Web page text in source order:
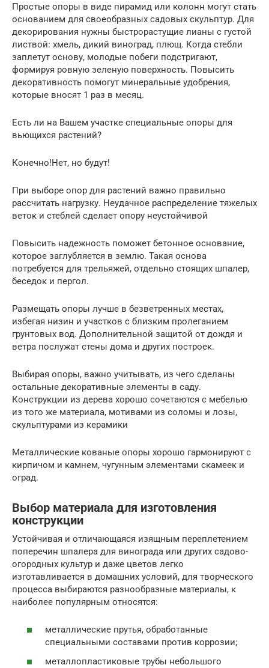
Простые опоры в виде пирамид или колонн могут стать
основанием для своеобразных садовых скульптур. Для
декорирования нужны быстрорастущие лианы с густой
листвой: хмель, дикий виноград, плющ. Когда стебли
заплетут основу, молодые побеги подстригают,
формируя ровную зеленую поверхность. Повысить
декоративность помогут минеральные удобрения,
которые вносят 1 раз в месяц.
Есть ли на Вашем участке специальные опоры для
вьющихся растений?
Конечно!Нет, но будут!
При выборе опор для растений важно правильно
рассчитать нагрузку. Неудачное распределение тяжелых
веток и стеблей сделает опору неустойчивой
Повысить надежность поможет бетонное основание,
которое заглубляется в землю. Такая основа
потребуется для трельяжей, отдельно стоящих шпалер,
беседок и пергол.
Размещать опоры лучше в безветренных местах,
избегая низин и участков с близким пролеганием
грунтовых вод. Дополнительной защитой от дождя и
ветра послужат стены дома и других построек.
Выбирая опоры, важно учитывать, из чего сделаны
остальные декоративные элементы в саду.
Конструкции из дерева хорошо сочетаются с мебелью
из того же материала, мотивами из соломы и лозы,
скульптурами из керамики
Металлические кованые опоры хорошо гармонируют с
кирпичом и камнем, чугунным элементами скамеек и
оград.
Выбор материала для изготовления
конструкции
Устойчивая и отличающаяся изящным переплетением
поперечин шпалера для винограда или других садово-
огородных культур и даже цветов легко
изготавливается в домашних условий, для творческого
процесса выбираются разнообразные материалы, к
наиболее популярным относятся:
металлические прутья, обработанные
специальными составами против коррозии;
металлопластиковые трубы небольшого